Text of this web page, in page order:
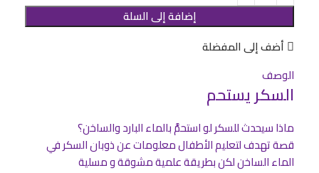
إضافة إلى السلة
أضف إلى المفضلة
الوصف
السكر يستحم
ماذا سيحدث للسكرلو استحمَّ بالماء البارد والساخن؟
قصة تهدف لتعليم الأطفال معلومات عن ذوبان السكر في
الماء الساخن لكن بطريقة علمية مشوقة و مسلية